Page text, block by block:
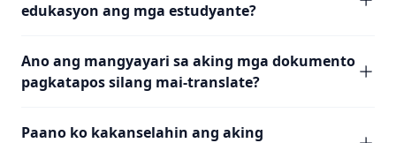
edukasyon ang mga estudyante?
Ano ang mangyayari sa aking mga dokumento
pagkatapos silang mai-translate?
Paano ko kakanselahin ang aking